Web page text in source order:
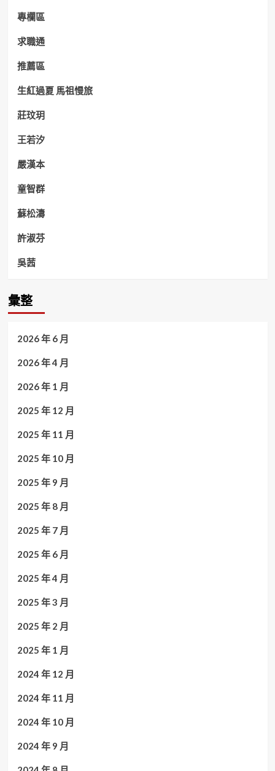
專欄區
求職通
推薦區
生紅過夏 馬祖慢旅
莊玟玥
王若汐
嚴漢本
童智群
蘇松濤
許淑芬
吳茜
彙整
2026 年 6 月
2026 年 4 月
2026 年 1 月
2025 年 12 月
2025 年 11 月
2025 年 10 月
2025 年 9 月
2025 年 8 月
2025 年 7 月
2025 年 6 月
2025 年 4 月
2025 年 3 月
2025 年 2 月
2025 年 1 月
2024 年 12 月
2024 年 11 月
2024 年 10 月
2024 年 9 月